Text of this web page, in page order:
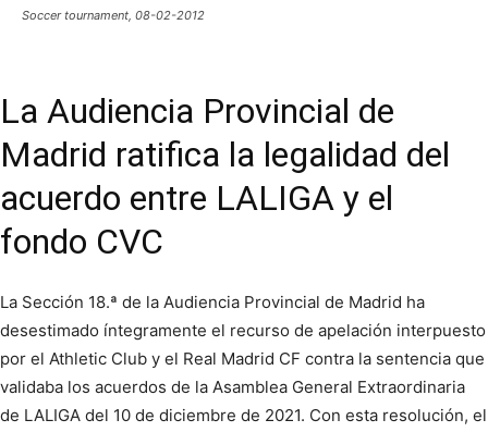
Soccer tournament, 08-02-2012
La Audiencia Provincial de
Madrid ratifica la legalidad del
acuerdo entre LALIGA y el
fondo CVC
La Sección 18.ª de la Audiencia Provincial de Madrid ha
desestimado íntegramente el recurso de apelación interpuesto
por el Athletic Club y el Real Madrid CF contra la sentencia que
validaba los acuerdos de la Asamblea General Extraordinaria
de LALIGA del 10 de diciembre de 2021. Con esta resolución, el